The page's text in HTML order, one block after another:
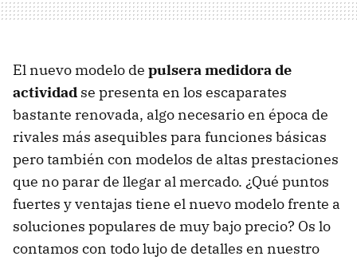
El nuevo modelo de pulsera medidora de
actividad se presenta en los escaparates
bastante renovada, algo necesario en época de
rivales más asequibles para funciones básicas
pero también con modelos de altas prestaciones
que no parar de llegar al mercado. ¿Qué puntos
fuertes y ventajas tiene el nuevo modelo frente a
soluciones populares de muy bajo precio? Os lo
contamos con todo lujo de detalles en nuestro